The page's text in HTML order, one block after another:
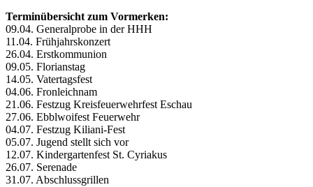
Terminübersicht zum Vormerken:
09.04. Generalprobe in der HHH
11.04. Frühjahrskonzert
26.04. Erstkommunion
09.05. Florianstag
14.05. Vatertagsfest
04.06. Fronleichnam
21.06. Festzug Kreisfeuerwehrfest Eschau
27.06. Ebblwoifest Feuerwehr
04.07. Festzug Kiliani-Fest
05.07. Jugend stellt sich vor
12.07. Kindergartenfest St. Cyriakus
26.07. Serenade
31.07. Abschlussgrillen